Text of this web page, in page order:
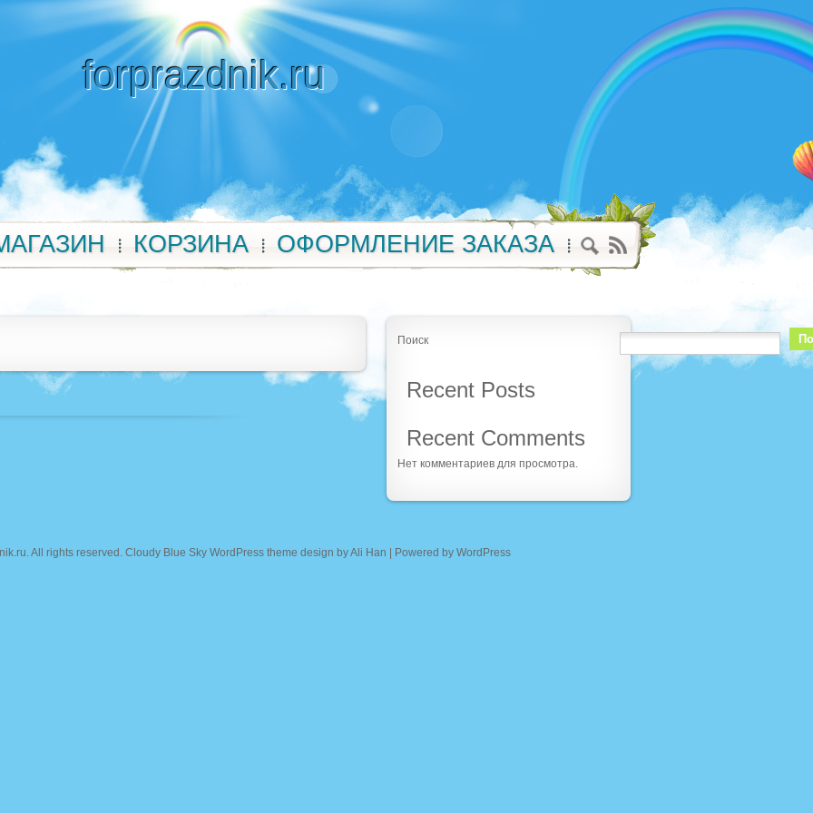
forprazdnik.ru
КОРЗИНА ОФОРМЛЕНИЕ ЗАКАЗА
Поиск
Recent Posts
Recent Comments
Нет комментариев для просмотра.
. All rights reserved. Cloudy Blue Sky WordPress theme design byAli Han | Powered by WordPress